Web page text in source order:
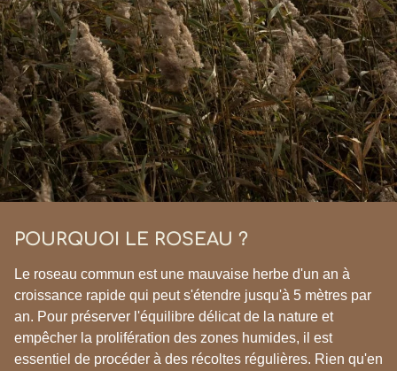
POURQUOI LE ROSEAU ?
Le roseau commun est une mauvaise herbe d'un an à
croissance rapide qui peut s'étendre jusqu'à 5 mètres par
an. Pour préserver l'équilibre délicat de la nature et
empêcher la prolifération des zones humides, il est
essentiel de procéder à des récoltes régulières. Rien qu'en